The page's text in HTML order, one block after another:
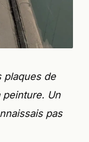
plaques de
peinture. Un
pas